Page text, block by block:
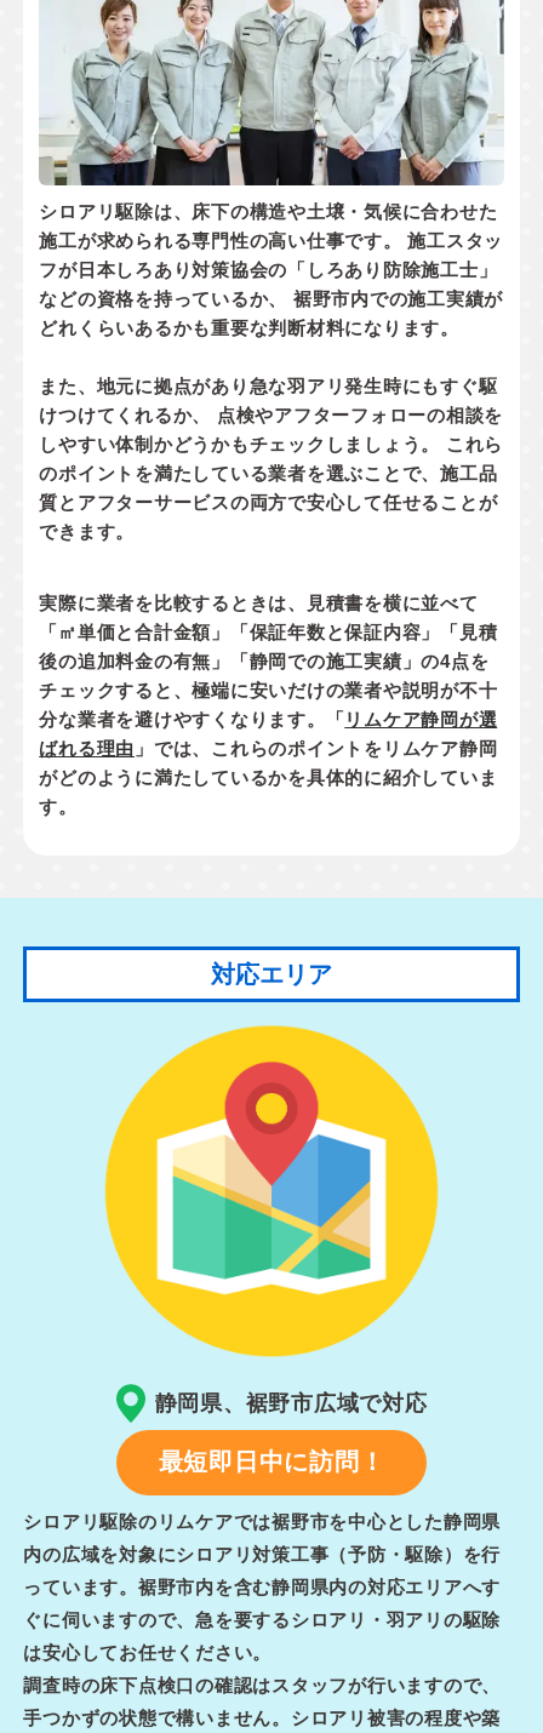
シロアリ駆除は、床下の構造や土壌・気候に合わせた
施工が求められる専門性の高い仕事です。 施工スタッ
フが日本しろあり対策協会の「しろあり防除施工士」
などの資格を持っているか、 裾野市内での施工実績が
どれくらいあるかも重要な判断材料になります。
また、地元に拠点があり 急な羽アリ発生時にもすぐ駆
けつけてくれるか、 点検やアフターフォローの相談を
しやすい体制かどうかもチェックしましょう。 これら
のポイントを満たしている業者を選ぶことで、施工品
質とアフターサービスの両方で安心して任せることが
できます。
実際に業者を比較するときは、見積書を横に並べて
「㎡単価と合計金額」「保証年数と保証内容」「見積
後の追加料金の有無」「静岡での施工実績」の4点を
チェックすると、極端に安いだけの業者や説明が不十
分な業者を避けやすくなります。「 リムケア静岡が選
ばれる理由 」では、これらのポイントをリムケア静岡
がどのように満たしているかを具体的に紹介していま
す。
対応エリア
静岡県、裾野市広域で対応
最短即日中に訪問！
シロアリ駆除のリムケアでは裾野市を中心とした静岡県
内の広域を対象にシロアリ対策工事（予防・駆除）を行
っています。裾野市内を含む静岡県内の対応エリアへす
ぐに伺いますので、急を要するシロアリ・羽アリの駆除
は安心してお任せください。
調査時の床下点検口の確認はスタッフが行いますので、
手つかずの状態で構いません。シロアリ被害の程度や築